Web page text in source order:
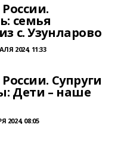
семья
с. Узунларово
2024, 11:33
Супруги
Дети – наше
2024, 08:05